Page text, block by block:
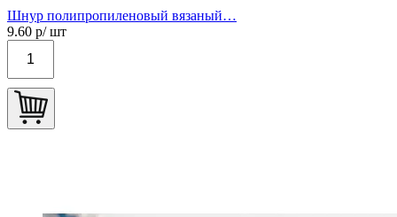
Шнур полипропиленовый вязаный…
9.60 р/ шт